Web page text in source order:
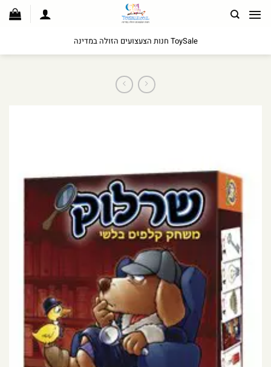
לתוכן
ToySale חנות הצעצועים הזולה במדינה